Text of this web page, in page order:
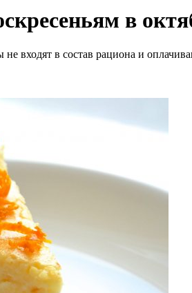
в
входят в состав рациона и